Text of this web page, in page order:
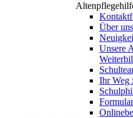
Über uns
Unsere
Ihr Weg